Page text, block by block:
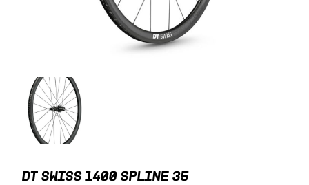
DT SWISS 1400 SPLINE 35